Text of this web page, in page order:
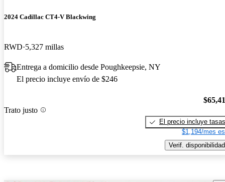
2024 Cadillac CT4-V Blackwing
RWD 5,327 millas
Entrega a domicilio desde Poughkeepsie, NY
El precio incluye envío de $246
Trato justo
El precio incluye tasas
$1,194/mes
Verif. disponibilidad